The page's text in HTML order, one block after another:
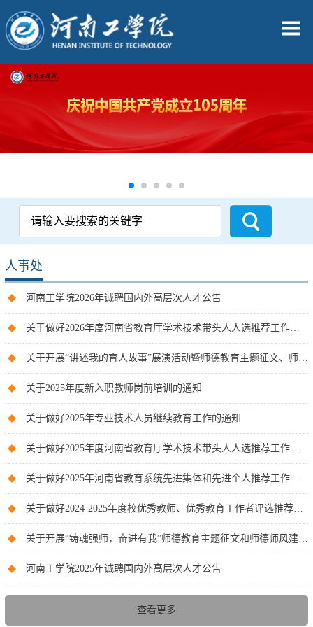
人事处
河南工学院2026年诚聘国内外高层次人才公告
关于做好2026年度河南省教育厅学术技术带头人人选推荐工作的通知
关于开展“讲述我的育人故事”展演活动暨师德教育主题征文、师德师风建设优秀案例征集活动的通知
关于2025年度新入职教师岗前培训的通知
关于做好2025年专业技术人员继续教育工作的通知
关于做好2025年度河南省教育厅学术技术带头人人选推荐工作的通知
关于做好2025年河南省教育系统先进集体和先进个人推荐工作的通知
关于做好2024-2025年度校优秀教师、优秀教育工作者评选推荐工作的通知
关于开展“铸魂强师，奋进有我”师德教育主题征文和师德师风建设优秀案例征集活动的通知
河南工学院2025年诚聘国内外高层次人才公告
查看更多